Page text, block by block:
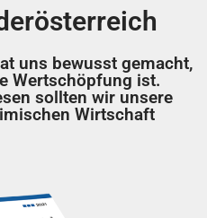
uns bewusst gemacht,
Wertschöpfung ist.
sollten wir unsere
Wirtschaft